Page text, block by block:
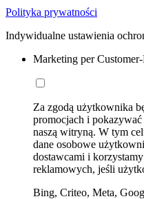
Polityka prywatności
Indywidualne ustawienia
Marketing per
Za zgodą użytkownika
promocjach i
naszą witryną. W tym
dane osobowe
dostawcami i
reklamowych, jeśli
Bing, Criteo, Meta,